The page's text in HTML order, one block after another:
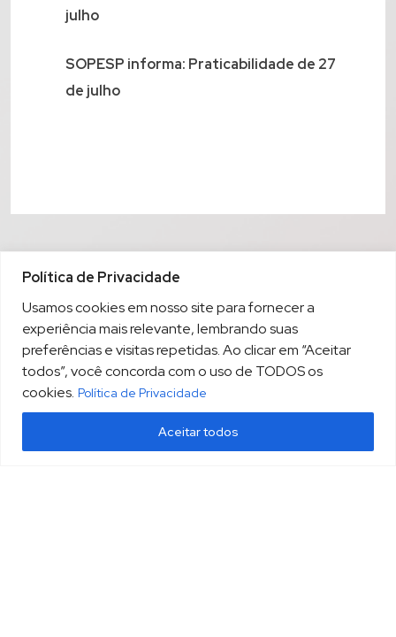
Política de Privacidade
Usamos cookies em nosso site para fornecer a
experiência mais relevante, lembrando suas
preferências e visitas repetidas. Ao clicar em “Aceitar
todos”, você concorda com o uso de TODOS os
cookies. Política de Privacidade
Aceitar todos
julho
SOPESP informa: Praticabilidade de 27
de julho